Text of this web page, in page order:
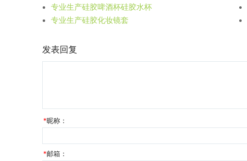
专业生产硅胶啤酒杯硅胶水杯
专业生产硅胶化妆镜套
发表回复
*昵称：
*邮箱：